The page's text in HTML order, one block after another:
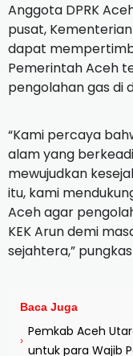
Anggota DPRK
pusat,
dapat
Pemerintah Aceh
pengolahan gas di
“Kami percaya
alam yang
mewujudkan
itu, kami
Aceh agar
KEK Arun demi
sejahtera,”
Baca Juga
›
Pemkab Aceh
untuk para Wajib